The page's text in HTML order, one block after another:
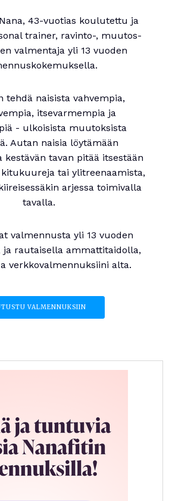
43-vuotias koulutettu ja
trainer, ravinto-, muutos-
valmentaja yli 13 vuoden
tehdä naisista vahvempia,
itsevarmempia ja
- ulkoisista muutoksista
Autan naisia löytämään
kestävän tavan pitää itsestään
tai ylitreenaamista,
arjessa toimivalla
tavalla.
valmennusta yli 13 vuoden
ja rautaisella ammattitaidolla,
verkkovalmennuksiini alta.
VALMENNUKSIIN